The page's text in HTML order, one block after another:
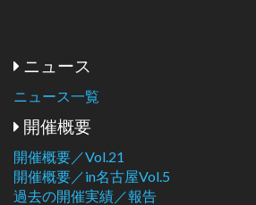
ニュース
ニュース一覧
開催概要
開催概要／Vol.21
開催概要／in名古屋Vol.5
過去の開催実績／報告